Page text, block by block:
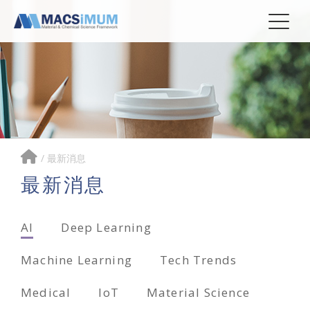
/ 最新消息
最新消息
AI Deep Learning
Machine Learning Tech Trends
Medical IoT Material Science